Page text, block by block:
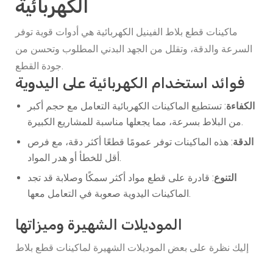
الكهربائية
ماكينات قطع بلاط الفينيل الكهربائية هي أدوات قوية توفر
السرعة والدقة، وتقلل من الجهد البدني المطلوب وتحسن من
جودة القطع.
فوائد استخدام الكهربائية على اليدوية
الكفاءة: تستطيع الماكينات الكهربائية التعامل مع حجم أكبر
من البلاط بسرعة، مما يجعلها مناسبة للمشاريع الكبيرة.
الدقة: هذه الماكينات توفر عمومًا قطعًا أكثر دقة، مع فرص
أقل للخطأ أو هدر المواد.
التنوع: قادرة على قطع مواد أكثر سمكًا وصلابة قد تجد
الماكينات اليدوية صعوبة في التعامل معها.
الموديلات الشهيرة وميزاتها
إليك نظرة على بعض الموديلات الشهيرة لماكينات قطع بلاط